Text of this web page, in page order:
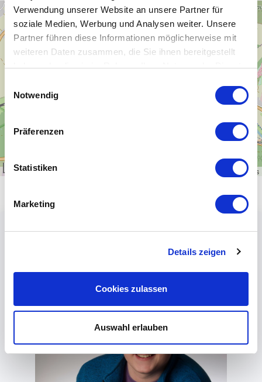
Verwendung unserer Website an unsere Partner für
soziale Medien, Werbung und Analysen weiter. Unsere
Partner führen diese Informationen möglicherweise mit
weiteren Daten zusammen, die Sie ihnen bereitgestellt
haben oder die sie im Rahmen Ihrer Nutzung der Dienste
Notwendig
Präferenzen
Statistiken
Marketing
Details zeigen
Cookies zulassen
Auswahl erlauben
+
−
1 km OpenStreetMap contributors